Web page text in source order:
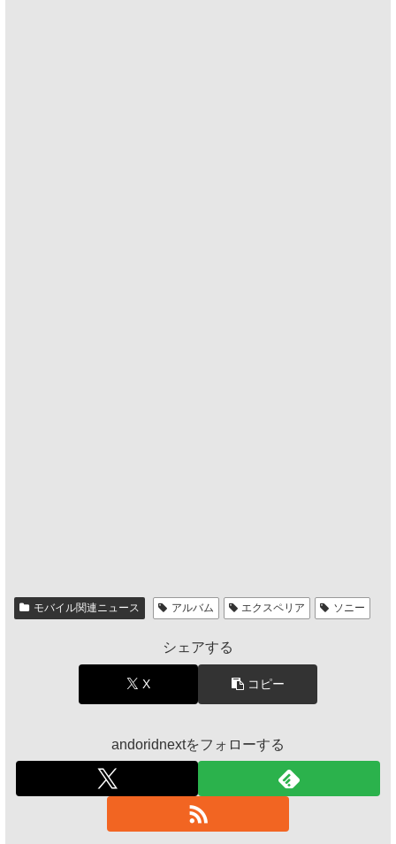
モバイル関連ニュース アルバム エクスペリア ソニー
シェアする
X コピー
andoridnextをフォローする